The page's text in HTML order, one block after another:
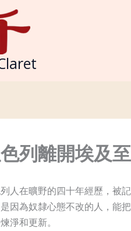
列離開埃及
人在曠野的四十年經歷，被
因為奴隸心態不改的人，能
淨和更新。